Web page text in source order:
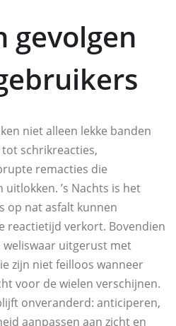
gevolgen
niet alleen lekke banden
tot schrikreacties,
remacties die
’s Nachts is het
op nat asfalt kunnen
reactietijd verkort. Bovendien
uitgerust met
zijn niet feilloos wanneer
voor de wielen verschijnen.
onveranderd: anticiperen,
aanpassen aan zicht en